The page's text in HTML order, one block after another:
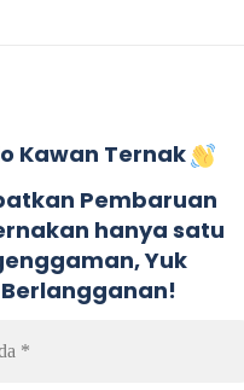
Kawan Ternak
Pembaruan
hanya satu
Yuk
Berlangganan!